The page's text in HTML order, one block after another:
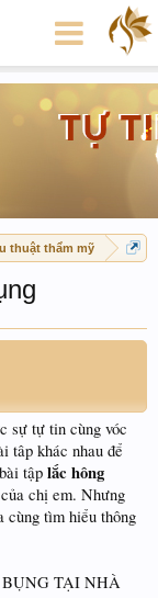
thuật thẩm mỹ
sự tự tin cùng vóc
tâp khác nhau để
tập lắc hông
chị em. Nhưng
cùng tìm hiểu thông
TẠI NHÀ